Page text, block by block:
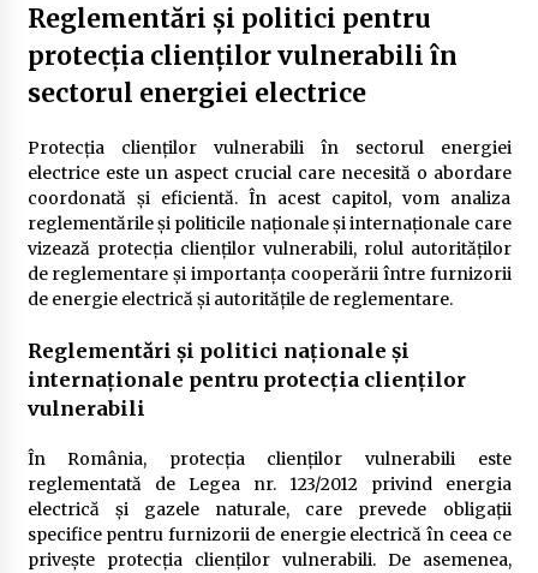
Reglementări și politici pentru
protecția clienților vulnerabili în
sectorul energiei electrice
Protecția clienților vulnerabili în sectorul energiei
electrice este un aspect crucial care necesită o abordare
coordonată și eficientă. În acest capitol, vom analiza
reglementările și politicile naționale și internaționale care
vizează protecția clienților vulnerabili, rolul autorităților
de reglementare și importanța cooperării între furnizorii
de energie electrică și autoritățile de reglementare.
Reglementări și politici naționale și
internaționale pentru protecția clienților
vulnerabili
În România, protecția clienților vulnerabili este
reglementată de Legea nr. 123/2012 privind energia
electrică și gazele naturale, care prevede obligații
specifice pentru furnizorii de energie electrică în ceea ce
privește protecția clienților vulnerabili. De asemenea,